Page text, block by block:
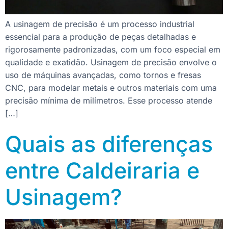
A usinagem de precisão é um processo industrial
essencial para a produção de peças detalhadas e
rigorosamente padronizadas, com um foco especial em
qualidade e exatidão. Usinagem de precisão envolve o
uso de máquinas avançadas, como tornos e fresas
CNC, para modelar metais e outros materiais com uma
precisão mínima de milímetros. Esse processo atende
[…]
Quais as diferenças
entre Caldeiraria e
Usinagem?